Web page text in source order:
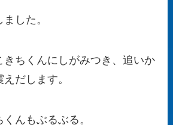
した。
きちくんにしがみつき、追いか
だします。
んもぶるぶる。